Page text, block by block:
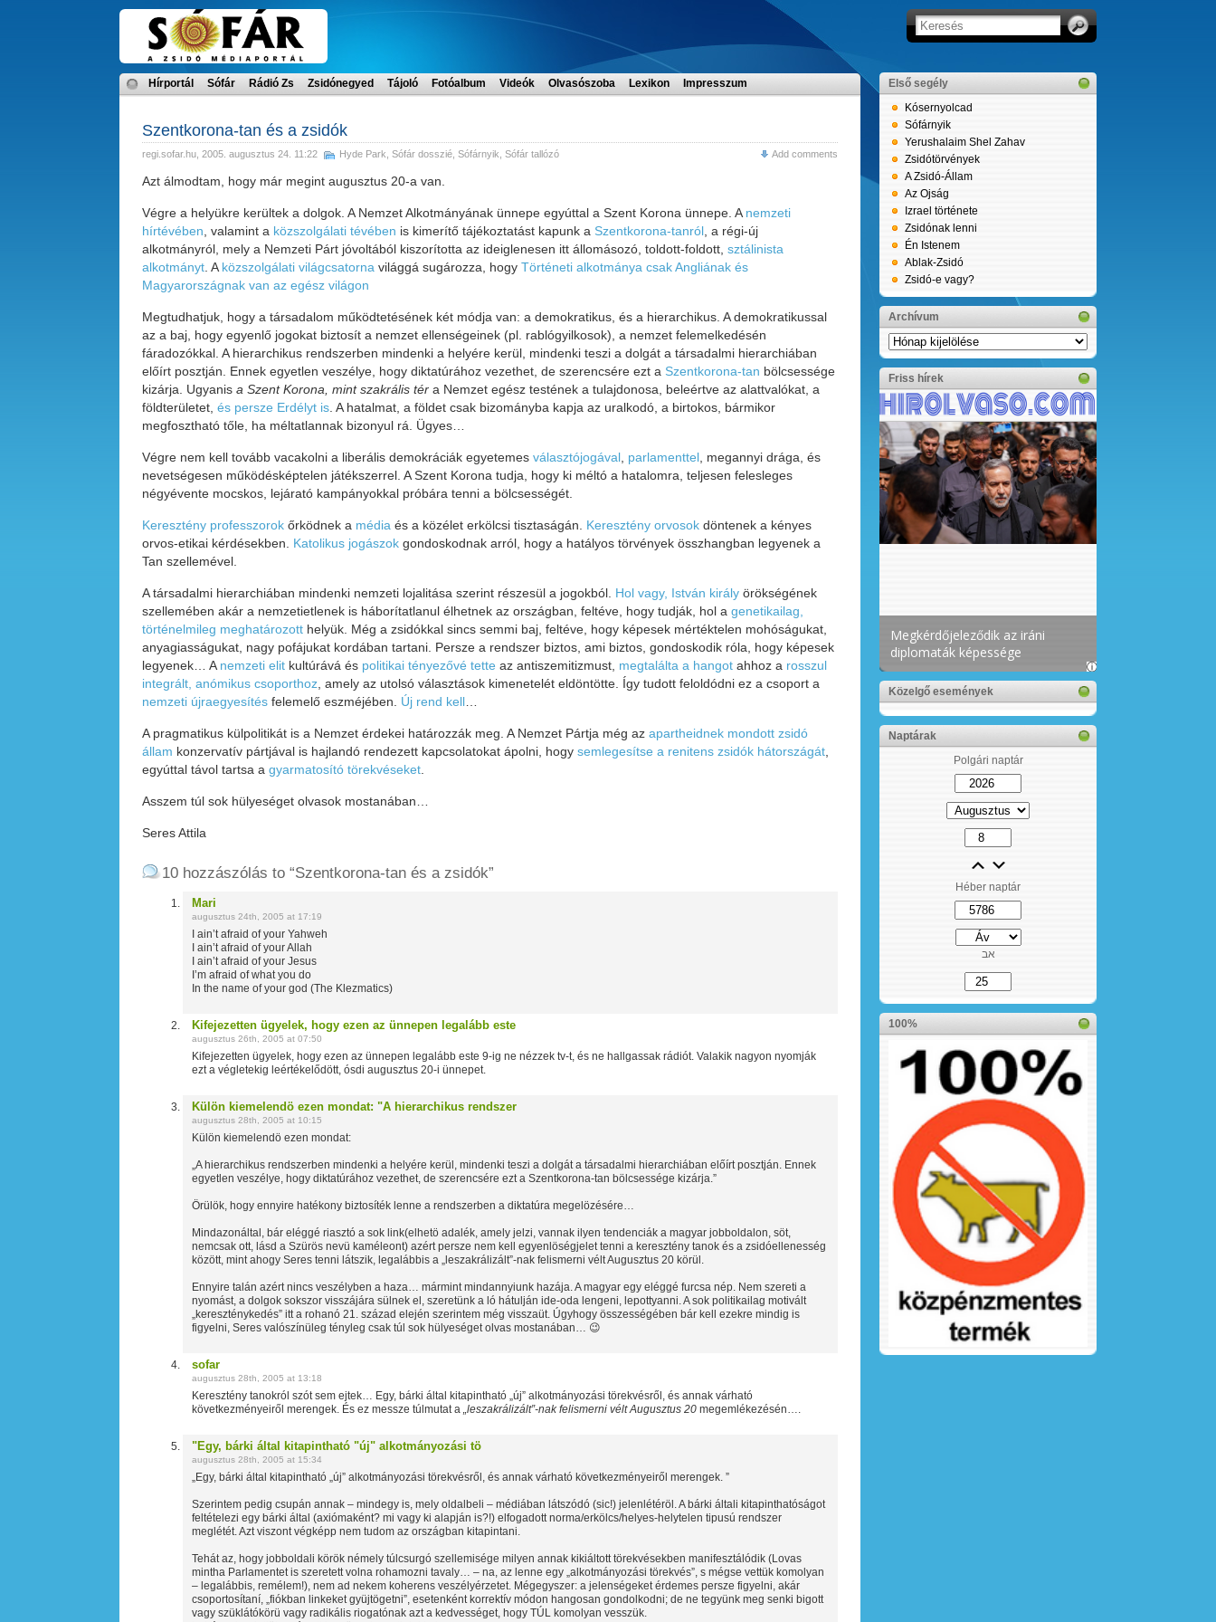
Hírportál Sófár Rádió Zs Zsidónegyed Tájoló Fotóalbum Videók Olvasószoba Lexikon Impresszum
Szentkorona-tan és a zsidók
regi.sofar.hu , 2005. augusztus 24. 11:22 Hyde Park Sófár dosszié Sófárnyik Sófár tallózó Add comments
Azt álmodtam, hogy már megint augusztus 20-a van.
Végre a helyükre kerültek a dolgok. A Nemzet Alkotmányának ünnepe egyúttal a Szent Korona ünnepe. A nemzeti
hírtévében , valamint a közszolgálati tévében is kimerítő tájékoztatást kapunk a Szentkorona-tanról , a régi-új
alkotmányról, mely a Nemzeti Párt jóvoltából kiszorította az ideiglenesen itt állomásozó, toldott-foldott, sztálinista
alkotmányt . A közszolgálati világcsatorna világgá sugározza, hogy Történeti alkotmánya csak Angliának és
Magyarországnak van az egész világon
Megtudhatjuk, hogy a társadalom működtetésének két módja van: a demokratikus, és a hierarchikus. A demokratikussal
az a baj, hogy egyenlő jogokat biztosít a nemzet ellenségeinek (pl. rablógyilkosok), a nemzet felemelkedésén
fáradozókkal. A hierarchikus rendszerben mindenki a helyére kerül, mindenki teszi a dolgát a társadalmi hierarchiában
előírt posztján. Ennek egyetlen veszélye, hogy diktatúrához vezethet, de szerencsére ezt a Szentkorona-tan bölcsessége
kizárja. Ugyanis a Szent Korona, mint szakrális tér a Nemzet egész testének a tulajdonosa, beleértve az alattvalókat, a
földterületet, és persze Erdélyt is . A hatalmat, a földet csak bizományba kapja az uralkodó, a birtokos, bármikor
megfosztható tőle, ha méltatlannak bizonyul rá. Ügyes…
Végre nem kell tovább vacakolni a liberális demokráciák egyetemes választójogával parlamenttel , megannyi drága, és
nevetségesen működésképtelen játékszerrel. A Szent Korona tudja, hogy ki méltó a hatalomra, teljesen felesleges
négyévente mocskos, lejárató kampányokkal próbára tenni a bölcsességét.
Keresztény professzorok őrködnek a média és a közélet erkölcsi tisztaságán. Keresztény orvosok döntenek a kényes
orvos-etikai kérdésekben. Katolikus jogászok gondoskodnak arról, hogy a hatályos törvények összhangban legyenek a
Tan szellemével.
A társadalmi hierarchiában mindenki nemzeti lojalitása szerint részesül a jogokból. Hol vagy, István király örökségének
szellemében akár a nemzetietlenek is háborítatlanul élhetnek az országban, feltéve, hogy tudják, hol a genetikailag,
történelmileg meghatározott helyük. Még a zsidókkal sincs semmi baj, feltéve, hogy képesek mértéktelen mohóságukat,
anyagiasságukat, nagy pofájukat kordában tartani. Persze a rendszer biztos, ami biztos, gondoskodik róla, hogy képesek
legyenek… A nemzeti elit kultúrává és politikai tényezővé tette az antiszemitizmust, megtalálta a hangot ahhoz a rosszul
integrált, anómikus csoporthoz , amely az utolsó választások kimenetelét eldöntötte. Így tudott feloldódni ez a csoport a
nemzeti újraegyesítés felemelő eszméjében. Új rend kell
A pragmatikus külpolitikát is a Nemzet érdekei határozzák meg. A Nemzet Pártja még az apartheidnek mondott zsidó
állam konzervatív pártjával is hajlandó rendezett kapcsolatokat ápolni, hogy semlegesítse a renitens zsidók hátországát
egyúttal távol tartsa a gyarmatosító törekvéseket
Asszem túl sok hülyeséget olvasok mostanában…
Seres Attila
10 hozzászólás to “Szentkorona-tan és a zsidók”
Mari
augusztus 24th, 2005 at 17:19
I ain’t afraid of your Yahweh
I ain’t afraid of your Allah
I ain’t afraid of your Jesus
I’m afraid of what you do
In the name of your god (The Klezmatics)
Kifejezetten ügyelek, hogy ezen az ünnepen legalább este
augusztus 26th, 2005 at 07:50
Kifejezetten ügyelek, hogy ezen az ünnepen legalább este 9-ig ne nézzek tv-t, és ne hallgassak rádiót. Valakik nagyon nyomják
ezt a végletekig leértékelődött, ósdi augusztus 20-i ünnepet.
Külön kiemelendö ezen mondat: "A hierarchikus rendszer
augusztus 28th, 2005 at 10:15
Külön kiemelendö ezen mondat:
„A hierarchikus rendszerben mindenki a helyére kerül, mindenki teszi a dolgát a társadalmi hierarchiában előírt posztján. Ennek
egyetlen veszélye, hogy diktatúrához vezethet, de szerencsére ezt a Szentkorona-tan bölcsessége kizárja.”
Örülök, hogy ennyire hatékony biztosíték lenne a rendszerben a diktatúra megelözésére…
Mindazonáltal, bár eléggé riasztó a sok link(elhetö adalék, amely jelzi, vannak ilyen tendenciák a magyar jobboldalon, söt,
nemcsak ott, lásd a Szürös nevü kaméleont) azért persze nem kell egyenlöségjelet tenni a keresztény tanok és a zsidóellenesség
között, mint ahogy Seres tenni látszik, legalábbis a „leszakrálizált”-nak felismerni vélt Augusztus 20 körül.
Ennyire talán azért nincs veszélyben a haza… mármint mindannyiunk hazája. A magyar egy eléggé furcsa nép. Nem szereti a
nyomást, a dolgok sokszor visszájára sülnek el, szeretünk a ló hátulján ide-oda lengeni, lepottyanni. A sok politikailag motivált
„kereszténykedés” itt a rohanó 21. század elején szerintem még visszaüt. Úgyhogy összességében bár kell ezekre mindig is
figyelni, Seres valószínüleg tényleg csak túl sok hülyeséget olvas mostanában… 😉
sofar
augusztus 28th, 2005 at 13:18
Keresztény tanokról szót sem ejtek… Egy, bárki által kitapintható „új” alkotmányozási törekvésről, és annak várható
következményeiről merengek. És ez messze túlmutat a „leszakrálizált”-nak felismerni vélt Augusztus 20 megemlékezésén….
"Egy, bárki által kitapintható "új" alkotmányozási tö
augusztus 28th, 2005 at 15:34
„Egy, bárki által kitapintható „új” alkotmányozási törekvésről, és annak várható következményeiről merengek. ”
Szerintem pedig csupán annak – mindegy is, mely oldalbeli – médiában látszódó (sic!) jelenlétéröl. A bárki általi kitapinthatóságot
feltételezi egy bárki által (axiómaként? mi vagy ki alapján is?!) elfogadott norma/erkölcs/helyes-helytelen tipusú rendszer
meglétét. Azt viszont végképp nem tudom az országban kitapintani.
Tehát az, hogy jobboldali körök némely túlcsurgó szellemisége milyen annak kikiáltott törekvésekben manifesztálódik (Lovas
mintha Parlamentet is szeretett volna rohamozni tavaly… – na, az lenne egy „alkotmányozási törekvés”, s mégse vettük komolyan
– legalábbis, remélem!), nem ad nekem koherens veszélyérzetet. Mégegyszer: a jelenségeket érdemes persze figyelni, akár
csoportosítaní, „fiókban linkeket gyüjtögetni”, esetenként korrektív módon hangosan gondolkodni; de ne tegyünk meg senki bigott
vagy szüklátókörü vagy radikális riogatónak azt a kedvességet, hogy TÚL komolyan vesszük.
Első segély
Kósernyolcad
Sófárnyik
Yerushalaim Shel Zahav
Zsidótörvények
A Zsidó-Állam
Az Ojság
Izrael története
Zsidónak lenni
Én Istenem
Ablak-Zsidó
Zsidó-e vagy?
Archívum
Archívum
Friss hírek
Közelgő események
Naptárak
Polgári naptár
Héber naptár
אב
100%